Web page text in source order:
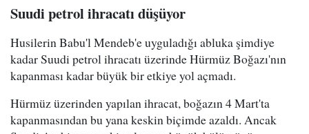
Suudi petrol ihracatı düşüyor
Husilerin Babu'l Mendeb'e uyguladığı abluka şimdiye
kadar Suudi petrol ihracatı üzerinde Hürmüz Boğazı'nın
kapanması kadar büyük bir etkiye yol açmadı.
Hürmüz üzerinden yapılan ihracat, boğazın 4 Mart'ta
kapanmasından bu yana keskin biçimde azaldı. Ancak